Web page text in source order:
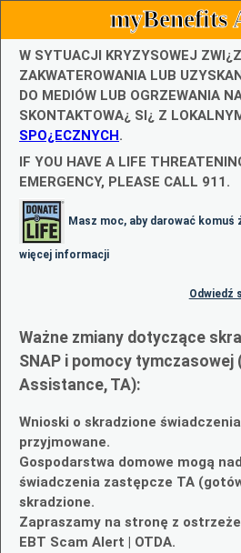
myBenefits
W SYTUACJI KRYZYSOWEJ
ZAKWATEROWANIA LUB
DO MEDIÓW LUB OGRZEWANIA
SKONTAKTOWA¿ SI¿ Z
SPO¿ECZNYCH.
IF YOU HAVE A LIFE
EMERGENCY, PLEASE CALL 911.
Masz moc, aby darować
więcej informacji
Odwiedź
Ważne zmiany dotyczące
SNAP i pomocy tymczasowej
Assistance, TA):
Wnioski o skradzione
przyjmowane.
Gospodarstwa domowe mogą
świadczenia zastępcze TA
skradzione.
Zapraszamy na stronę z
EBT Scam Alert | OTDA.